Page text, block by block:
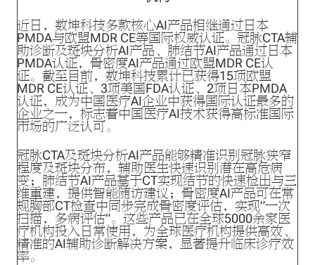
近日，数坤科技多款核心AI产品相继通过日本
PMDA与欧盟MDR CE等国际权威认证。冠脉CTA辅
助诊断及斑块分析AI产品、肺结节AI产品通过日本
PMDA认证，骨密度AI产品通过欧盟MDR CE认
证。截至目前，数坤科技累计已获得15项欧盟
MDR CE认证、3项美国FDA认证、2项日本PMDA
认证，成为中国医疗AI企业中获得国际认证最多的
企业之一，标志着中国医疗AI技术获得高标准国际
市场的广泛认可。
冠脉CTA及斑块分析AI产品能够精准识别冠脉狭窄
程度及斑块分布，辅助医生快速识别潜在高危病
变；肺结节AI产品基于CT实现结节的快速检出与三
维重建，提供智能随访建议；骨密度AI产品可在常
规胸部CT检查中同步完成骨密度评估，实现”一次
扫描，多病评估”。这些产品已在全球5000余家医
疗机构投入日常使用，为全球医疗机构提供高效、
精准的AI辅助诊断解决方案，显著提升临床诊疗效
率。